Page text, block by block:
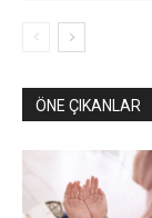
ÖNE ÇIKANLAR